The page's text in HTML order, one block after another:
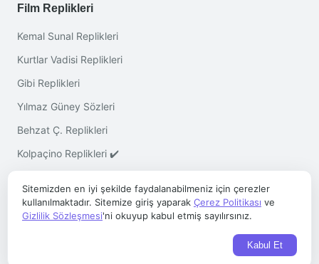
Film Replikleri
Kemal Sunal Replikleri
Kurtlar Vadisi Replikleri
Gibi Replikleri
Yılmaz Güney Sözleri
Behzat Ç. Replikleri
Kolpaçino Replikleri ✔️
- Her Hakkı Saklıdır
Sitemizden en iyi şekilde faydalanabilmeniz için çerezler
kullanılmaktadır. Sitemize giriş yaparak Çerez Politikası ve
Gizlilik Sözleşmesi'ni okuyup kabul etmiş sayılırsınız.
Kabul Et